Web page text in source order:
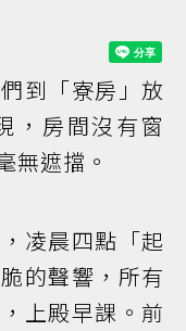
到「寮房」放
，房間沒有窗
無遮擋。
凌晨四點「起
的聲響，所有
上殿早課。前